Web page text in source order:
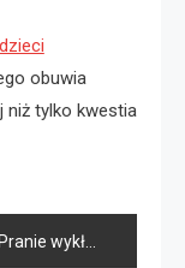
obuwia
niż tylko kwestia
Pranie wykładzin biurowych Warszawa